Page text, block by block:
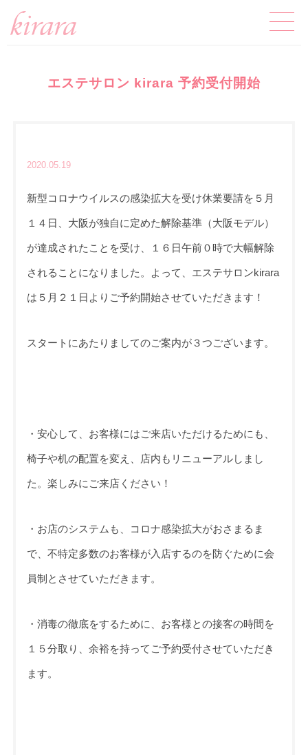
エステサロン kirara 予約受付開始
2020.05.19
新型コロナウイルスの感染拡大を受け休業要請を５月
１４日、大阪が独自に定めた解除基準（大阪モデル）
が達成されたことを受け、１６日午前０時で大幅解除
されることになりました。よって、エステサロンkirara
は５月２１日よりご予約開始させていただきます！
スタートにあたりましてのご案内が３つございます。
・安心して、お客様にはご来店いただけるためにも、
椅子や机の配置を変え、店内もリニューアルしまし
た。楽しみにご来店ください！
・お店のシステムも、コロナ感染拡大がおさまるま
で、不特定多数のお客様が入店するのを防ぐために会
員制とさせていただきます。
・消毒の徹底をするために、お客様との接客の時間を
１５分取り、余裕を持ってご予約受付させていただき
ます。